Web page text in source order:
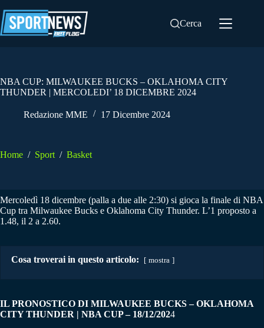
al
contenuto
Cerca
NBA CUP: MILWAUKEE BUCKS – OKLAHOMA CITY
THUNDER | MERCOLEDI’ 18 DICEMBRE 2024
Redazione MME 17 Dicembre 2024
Home / Sport / Basket
Mercoledì 18 dicembre (palla a due alle 2:30) si gioca la finale di NBA
Cup tra Milwaukee Bucks e Oklahoma City Thunder. L’1 proposto a
1.48, il 2 a 2.60.
Cosa troverai in questo articolo: mostra
IL PRONOSTICO DI MILWAUKEE BUCKS – OKLAHOMA
CITY THUNDER | NBA CUP – 18/12/2024